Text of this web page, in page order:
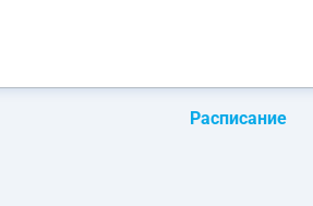
Расписание